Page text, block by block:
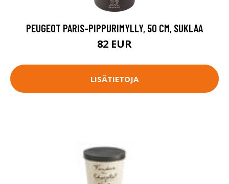
PEUGEOT PARIS-PIPPURIMYLLY, 50 CM, SUKLAA
82 EUR
LISÄTIETOJA